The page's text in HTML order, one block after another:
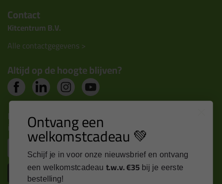
Contact
Kitcentrum B.V.
Alle contactgegevens >
Altijd op de hoogte blijven?
Nieuws, tips en exclusieve deals rechtstreeks in je
inbox
Inschrijven
Ontvang een
welkomstcadeau 💚
Schijf je in voor onze nieuwsbrief en ontvang
een welkomstcadeau t.w.v. €35 bij je eerste
bestelling!